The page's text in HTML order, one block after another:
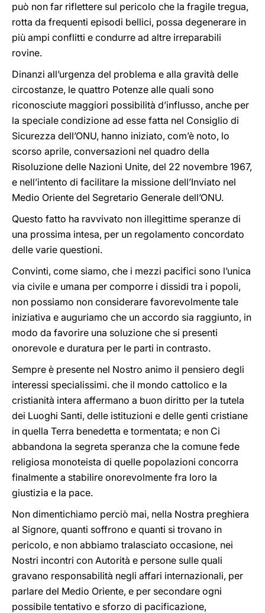
può non far riflettere sul pericolo che la fragile tregua,
rotta da frequenti episodi bellici, possa degenerare in
più ampi conflitti e condurre ad altre irreparabili
rovine.
Dinanzi all’urgenza del problema e alla gravità delle
circostanze, le quattro Potenze alle quali sono
riconosciute maggiori possibilità d’influsso, anche per
la speciale condizione ad esse fatta nel Consiglio di
Sicurezza dell’ONU, hanno iniziato, com’è noto, lo
scorso aprile, conversazioni nel quadro della
Risoluzione delle Nazioni Unite, del 22 novembre 1967,
e nell’intento di facilitare la missione dell’Inviato nel
Medio Oriente del Segretario Generale dell’ONU.
Questo fatto ha ravvivato non illegittime speranze di
una prossima intesa, per un regolamento concordato
delle varie questioni.
Convinti, come siamo, che i mezzi pacifici sono l’unica
via civile e umana per comporre i dissidi tra i popoli,
non possiamo non considerare favorevolmente tale
iniziativa e auguriamo che un accordo sia raggiunto, in
modo da favorire una soluzione che si presenti
onorevole e duratura per le parti in contrasto.
Sempre è presente nel Nostro animo il pensiero degli
interessi specialissimi. che il mondo cattolico e la
cristianità intera affermano a buon diritto per la tutela
dei Luoghi Santi, delle istituzioni e delle genti cristiane
in quella Terra benedetta e tormentata; e non Ci
abbandona la segreta speranza che la comune fede
religiosa monoteista di quelle popolazioni concorra
finalmente a stabilire onorevolmente fra loro la
giustizia e la pace.
Non dimentichiamo perciò mai, nella Nostra preghiera
al Signore, quanti soffrono e quanti si trovano in
pericolo, e non abbiamo tralasciato occasione, nei
Nostri incontri con Autorità e persone sulle quali
gravano responsabilità negli affari internazionali, per
parlare del Medio Oriente, e per secondare ogni
possibile tentativo e sforzo di pacificazione,